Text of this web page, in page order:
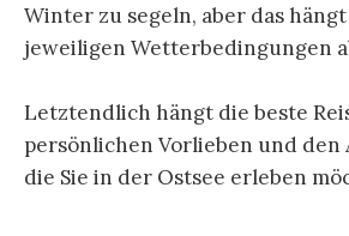
Winter zu segeln, aber das
jeweiligen Wetterbedingungen
Letztendlich hängt die beste
persönlichen Vorlieben und den
die Sie in der Ostsee erleben